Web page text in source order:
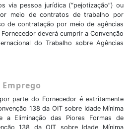
via pessoa jurídica (“pejotização”) ou
meio de contratos de trabalho por
de contratação por meio de agências
deverá cumprir a Convenção
do Trabalho sobre Agências
parte do Fornecedor é estritamente
138 da OIT sobre Idade Mínima
a Eliminação das Piores Formas de
138 da OIT sobre Idade Mínima